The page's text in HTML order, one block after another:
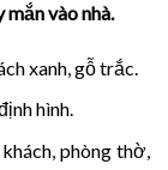
vào nhà.
xanh, gỗ trắc.
hình.
phòng thờ,